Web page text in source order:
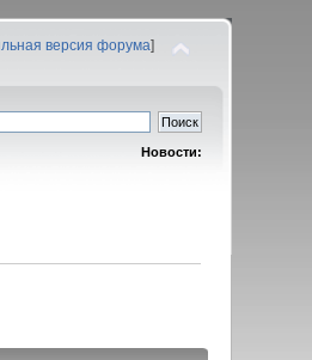
версия форума]
Новости: